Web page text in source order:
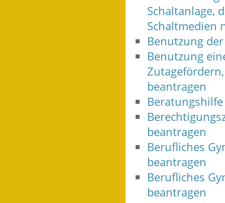
Schaltanlage,
Schaltmedien
Benutzung
Benutzung
beantragen
beantragen
Berufliches
beantragen
Berufliches
beantragen